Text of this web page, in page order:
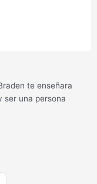
te enseñara
ser una persona